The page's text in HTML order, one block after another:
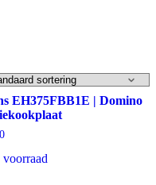
EH375FBB1E | Domino